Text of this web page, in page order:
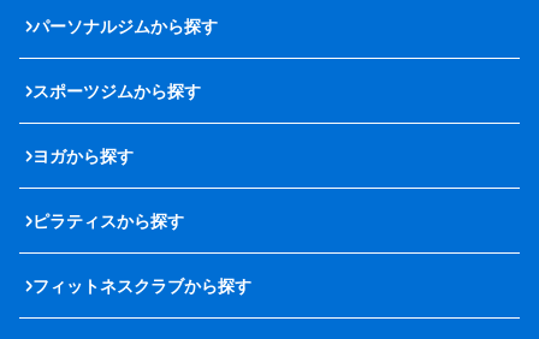
パーソナルジムから探す
スポーツジムから探す
ヨガから探す
ピラティスから探す
フィットネスクラブから探す